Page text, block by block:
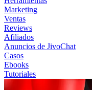
Marketing
Ventas
Reviews
Afiliados
Anuncios de JivoChat
Casos
Ebooks
Tutoriales